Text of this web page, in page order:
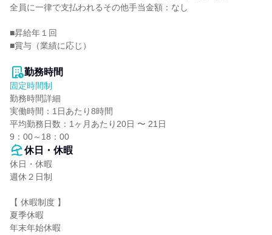
全員に一律で支払われるその他手当金額：なし
■昇給年１回
■賞与（業績に応じ）
勤務時間
固定時間制
勤務時間詳細
実働時間：1日あたり8時間
平均勤務日数：1ヶ月あたり20日 〜 21日
9：00～18：00
休日・休暇
休日・休暇
週休２日制
【 休暇制度 】
夏季休暇
年末年始休暇